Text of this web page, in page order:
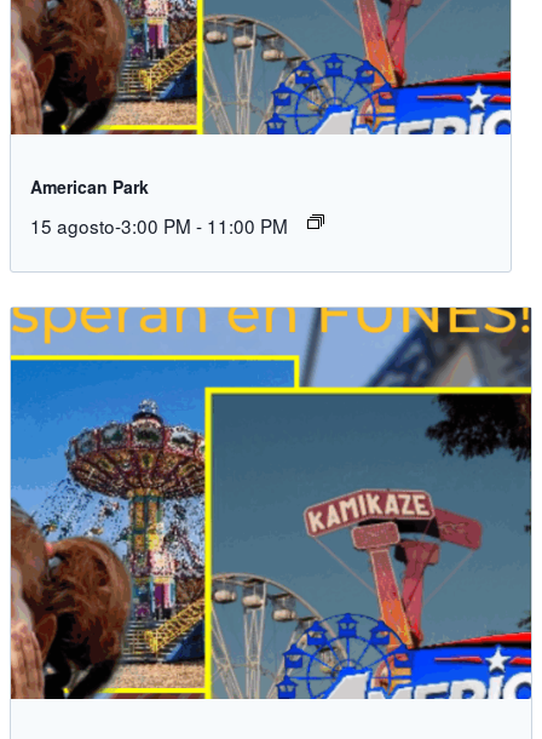
American Park
15 agosto-3:00 PM - 11:00 PM